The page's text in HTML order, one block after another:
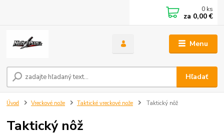
Menu
Hľadať
0 ks
za 0,00 €
Úvod Vreckové nože Taktické vreckové nože Taktický nôž
Taktický nôž